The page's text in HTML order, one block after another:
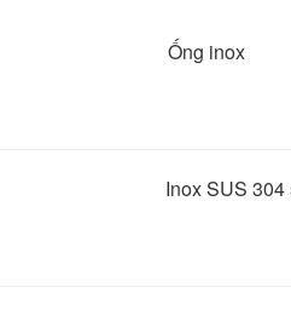
Ống inox
SUS 304